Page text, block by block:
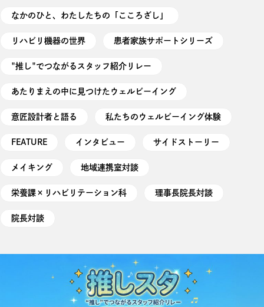
なかのひと、わたしたちの「こころざし」
リハビリ機器の世界 患者家族サポートシリーズ
"推し"でつながるスタッフ紹介リレー
あたりまえの中に見つけたウェルビーイング
意匠設計者と語る 私たちのウェルビーイング体験
FEATURE インタビュー サイドストーリー
メイキング 地域連携室対談
栄養課×リハビリテーション科 理事長院長対談
院長対談